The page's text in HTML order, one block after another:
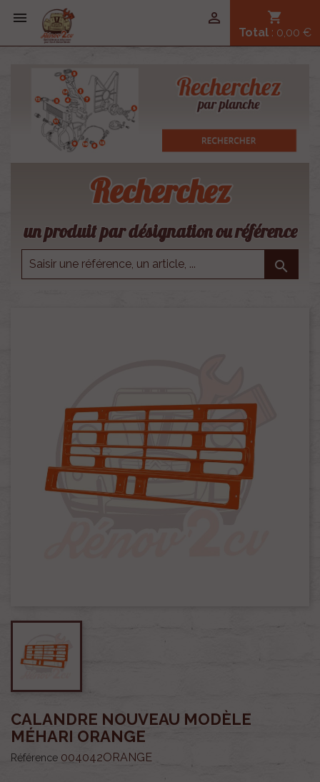
 shopping_cart
Total : 0,00 €

Recherchez
un produit par désignation ou référence

CALANDRE NOUVEAU MODÈLE
MÉHARI ORANGE
Référence 004042ORANGE